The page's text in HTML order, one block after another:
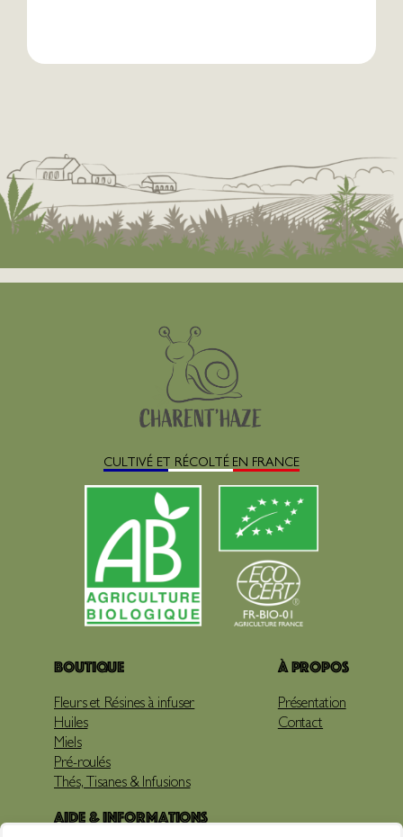
CULTIVÉ ET RÉCOLTÉ EN FRANCE
Boutique
Fleurs et Résines à infuser
Huiles
Miels
Pré-roulés
Thés, Tisanes & Infusions
À propos
Présentation
Contact
Aide & Informations